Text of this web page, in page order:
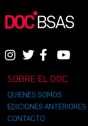
SOBRE EL DOC
QUIENES SOMOS
EDICIONES ANTERIORES
CONTACTO